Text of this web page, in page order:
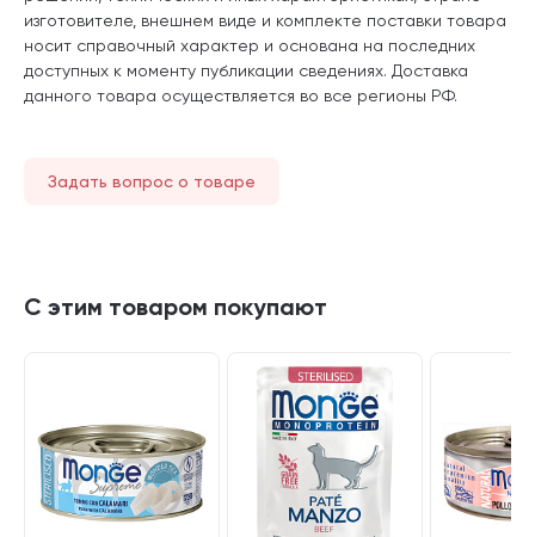
изготовителе, внешнем виде и комплекте поставки товара
носит справочный характер и основана на последних
доступных к моменту публикации сведениях. Доставка
данного товара осуществляется во все регионы РФ.
Задать вопрос о товаре
С этим товаром покупают